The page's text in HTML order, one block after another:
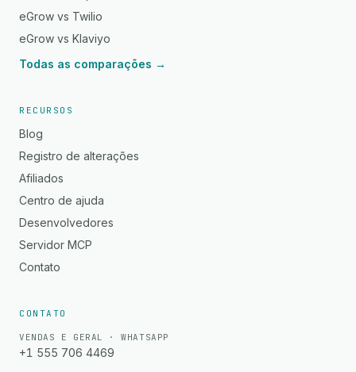
eGrow vs Twilio
eGrow vs Klaviyo
Todas as comparações →
RECURSOS
Blog
Registro de alterações
Afiliados
Centro de ajuda
Desenvolvedores
Servidor MCP
Contato
CONTATO
VENDAS E GERAL · WHATSAPP
+1 555 706 4469